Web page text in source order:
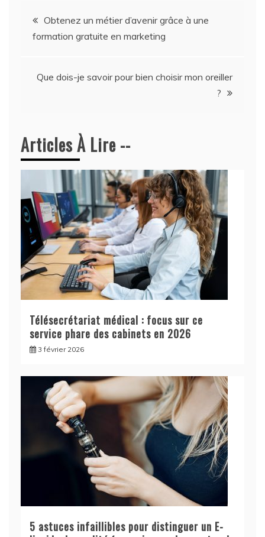
Navigation
de
l’article
Obtenez un métier d’avenir grâce à une
formation gratuite en marketing
Que dois-je savoir pour bien choisir mon oreiller
?
Articles À Lire --
Télésecrétariat médical : focus sur ce
service phare des cabinets en 2026
3 février 2026
5 astuces infaillibles pour distinguer un E-